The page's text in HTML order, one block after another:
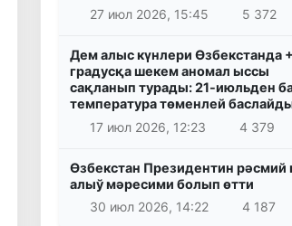
27 июл 2026, 15:45
5 372
Дем алыс күнлери Өзбекстанда
градусқа шекем аномал ыссы
сақланып турады: 21-июльден
температура төменлей
17 июл 2026, 12:23
4 379
Өзбекстан Президентин рәсмий
алыў мәресими болып өтти
30 июл 2026, 14:22
4 187